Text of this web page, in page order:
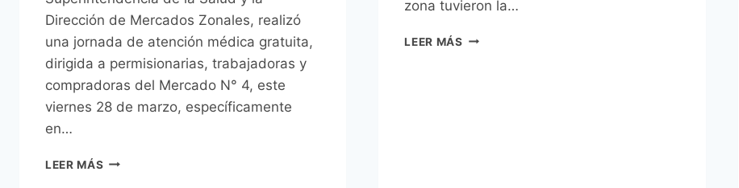
Dirección de Mercados Zonales, realizó
una jornada de atención médica gratuita,
dirigida a permisionarias, trabajadoras y
compradoras del Mercado N° 4, este
viernes 28 de marzo, específicamente
en…
LEER MÁS MÉDICOS
zona tuvieron la…
LEER MÁS JORNADA